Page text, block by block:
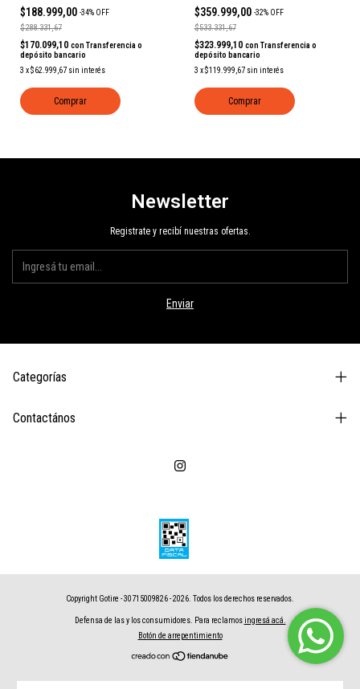
$188.999,00 -34% OFF
$288.331,67
$170.099,10 con Transferencia o
depósito bancario
3 x$62.999,67 sin interés
Comprar
$359.999,00 -32% OFF
$533.331,67
$323.999,10 con Transferencia o
depósito bancario
3 x$119.999,67 sin interés
Comprar
Newsletter
Registrate y recibí nuestras ofertas.
Categorías
Contactános
Copyright Gotire - 30715009826 - 2026. Todos los derechos reservados.
Defensa de las y los consumidores. Para reclamos ingresá acá.
Botón de arrepentimiento